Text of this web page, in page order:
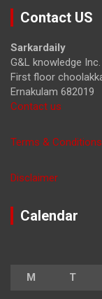
r
Contact US
Sarkardaily
G&L knowledge Inc.
First floor
Ernakulam 682019
Contact us
Terms & Conditions
Disclaimer
Calendar
M T